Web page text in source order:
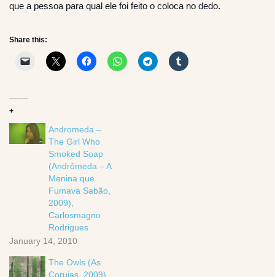
que a pessoa para qual ele foi feito o coloca no dedo.
Share this:
+
Andromeda –
The Girl Who
Smoked Soap
(Andrômeda – A
Menina que
Fumava Sabão,
2009),
Carlosmagno
Rodrigues
January 14, 2010
The Owls (As
Corujas, 2009),